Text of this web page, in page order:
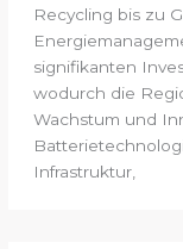
Recycling bis zu
signifikanten
wodurch die
Wachstum und
Infrastruktur,